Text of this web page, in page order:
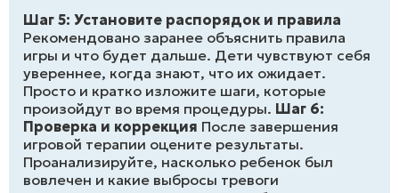
Шаг 5: Установите распорядок и правила
Рекомендовано заранее объяснить правила
игры и что будет дальше. Дети чувствуют себя
увереннее, когда знают, что их ожидает.
Просто и кратко изложите шаги, которые
произойдут во время процедуры. Шаг 6:
Проверка и коррекция После завершения
игровой терапии оцените результаты.
Проанализируйте, насколько ребенок был
вовлечен и какие выбросы тревоги